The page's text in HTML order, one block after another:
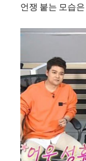
언쟁 붙는 모습